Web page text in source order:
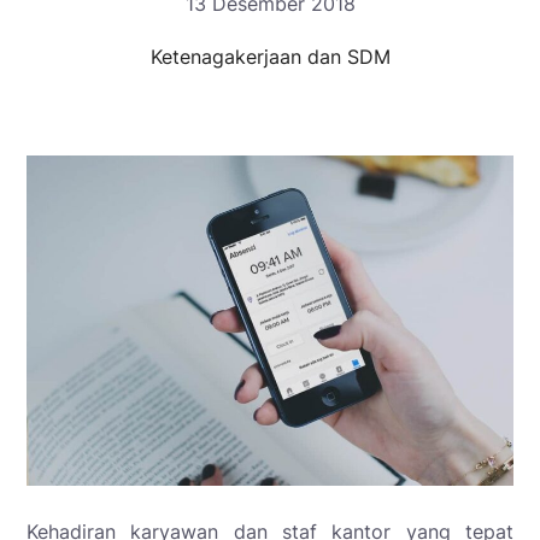
Ketenagakerjaan dan SDM
Kehadiran karyawan dan staf kantor yang tepat